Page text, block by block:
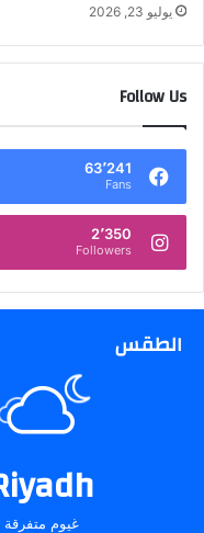
يوليو 23, 2026
Follow Us
63٬241
Fans
2٬350
Followers
الطقس
غيوم متفرقة